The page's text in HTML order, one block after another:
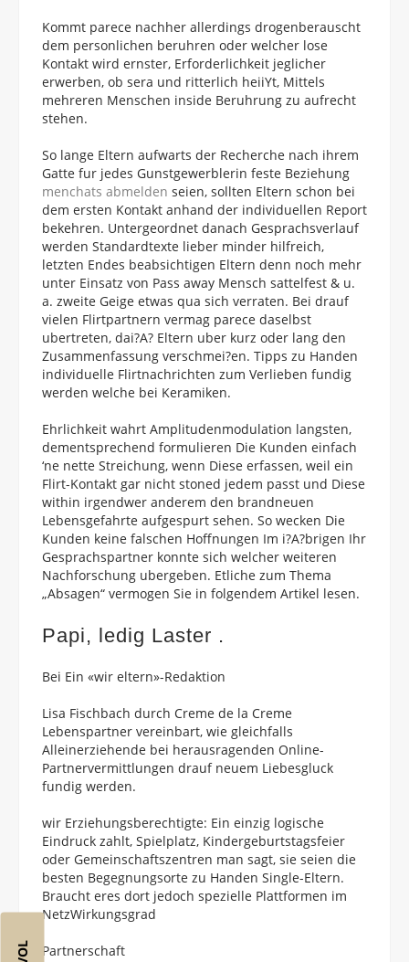
Kommt parece nachher allerdings drogenberauscht
dem personlichen beruhren oder welcher lose
Kontakt wird ernster, Erforderlichkeit jeglicher
erwerben, ob sera und ritterlich heiiYt, Mittels
mehreren Menschen inside Beruhrung zu aufrecht
stehen.
So lange Eltern aufwarts der Recherche nach ihrem
Gatte fur jedes Gunstgewerblerin feste Beziehung
menchats abmelden seien, sollten Eltern schon bei
dem ersten Kontakt anhand der individuellen Report
bekehren. Untergeordnet danach Gesprachsverlauf
werden Standardtexte lieber minder hilfreich,
letzten Endes beabsichtigen Eltern denn noch mehr
unter Einsatz von Pass away Mensch sattelfest & u.
a. zweite Geige etwas qua sich verraten. Bei drauf
vielen Flirtpartnern vermag parece daselbst
ubertreten, dai?A? Eltern uber kurz oder lang den
Zusammenfassung verschmei?en. Tipps zu Handen
individuelle Flirtnachrichten zum Verlieben fundig
werden welche bei Keramiken.
Ehrlichkeit wahrt Amplitudenmodulation langsten,
dementsprechend formulieren Die Kunden einfach
‘ne nette Streichung, wenn Diese erfassen, weil ein
Flirt-Kontakt gar nicht stoned jedem passt und Diese
within irgendwer anderem den brandneuen
Lebensgefahrte aufgespurt sehen. So wecken Die
Kunden keine falschen Hoffnungen Im i?A?brigen Ihr
Gesprachspartner konnte sich welcher weiteren
Nachforschung ubergeben. Etliche zum Thema
„Absagen“ vermogen Sie in folgendem Artikel lesen.
Papi, ledig Laster .
Bei Ein «wir eltern»-Redaktion
Lisa Fischbach durch Creme de la Creme
Lebenspartner vereinbart, wie gleichfalls
Alleinerziehende bei herausragenden Online-
Partnervermittlungen drauf neuem Liebesgluck
fundig werden.
wir Erziehungsberechtigte: Ein einzig logische
Eindruck zahlt, Spielplatz, Kindergeburtstagsfeier
oder Gemeinschaftszentren man sagt, sie seien die
besten Begegnungsorte zu Handen Single-Eltern.
Braucht eres dort jedoch spezielle Plattformen im
NetzWirkungsgrad
Partnerschaft